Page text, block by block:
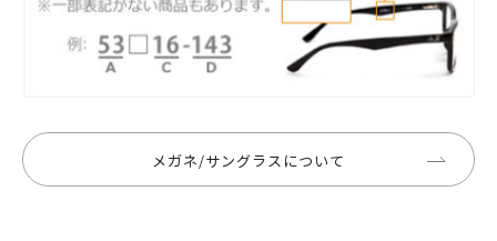
メガネ/サングラスについて